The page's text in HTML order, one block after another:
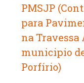
PMSJP
para
na Travessa
municipio
Porfírio)